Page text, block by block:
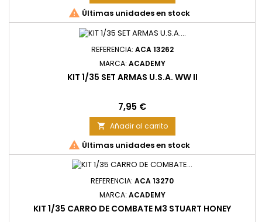
 Últimas unidades en stock
REFERENCIA: ACA 13262
MARCA: ACADEMY
KIT 1/35 SET ARMAS U.S.A. WW II
Precio
7,95 €
 Añadir al carrito
 Últimas unidades en stock
REFERENCIA: ACA 13270
MARCA: ACADEMY
KIT 1/35 CARRO DE COMBATE M3 STUART HONEY